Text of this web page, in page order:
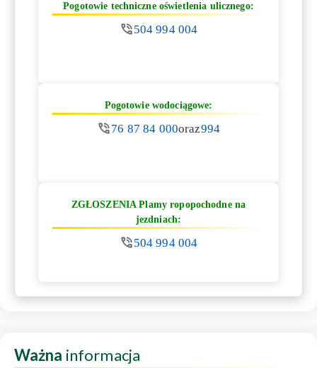
Pogotowie techniczne oświetlenia ulicznego:
504 994 004
Pogotowie wodociągowe:
76 87 84 000oraz994
ZGŁOSZENIA Plamy ropopochodne na
jezdniach:
504 994 004
Ważna informacja